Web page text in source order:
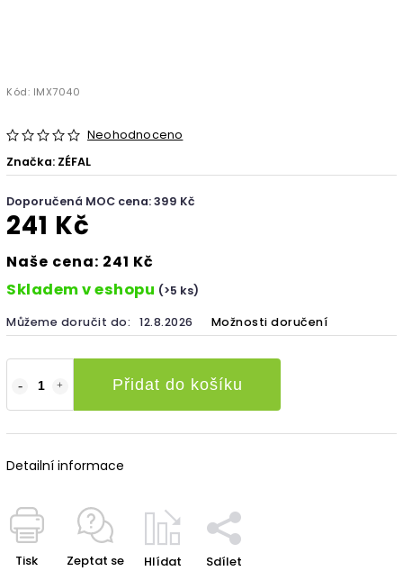
Kód: IMX7040
Neohodnoceno
Značka: ZÉFAL
Doporučená MOC cena: 399 Kč
241 Kč
Naše cena: 241 Kč
Skladem v eshopu (>5 ks)
Můžeme doručit do: 12.8.2026 Možnosti doručení
Přidat do košíku
Detailní informace
Tisk Zeptat se Hlídat Sdílet